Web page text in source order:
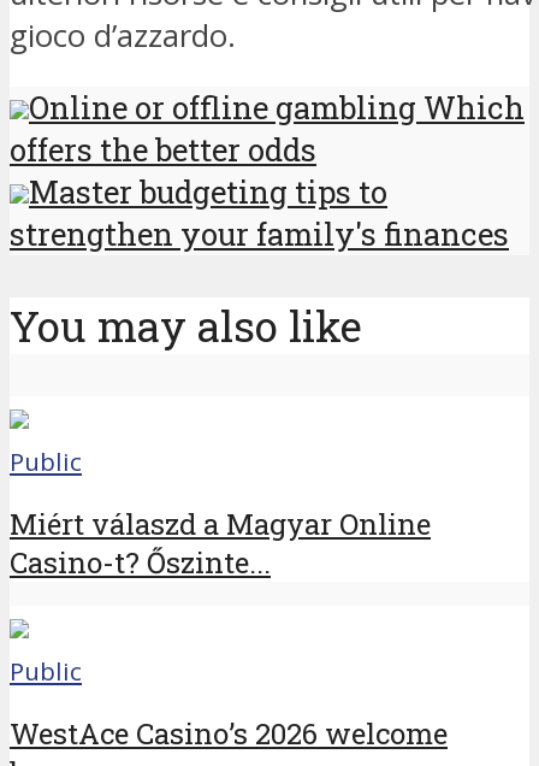
gioco d’azzardo.
Online or offline gambling Which
offers the better odds
Master budgeting tips to
strengthen your family's finances
You may also like
Public
Miért válaszd a Magyar Online
Casino-t? Őszinte...
Public
WestAce Casino’s 2026 welcome